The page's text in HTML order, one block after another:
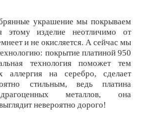
украшение мы покрываем
этому изделие неотличимо от
и не окисляется. А сейчас мы
покрытие платиной 950
технология поможет тем
на серебро, сделает
стильным, ведь платина
металлов, она
невероятно дорого!